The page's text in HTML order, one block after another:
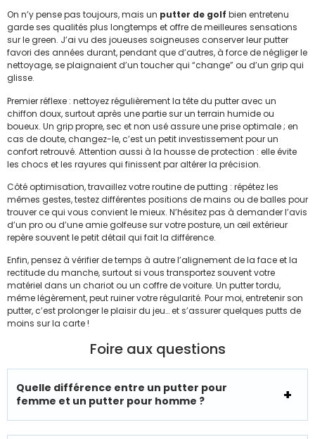
On n’y pense pas toujours, mais un putter de golf bien entretenu
garde ses qualités plus longtemps et offre de meilleures sensations
sur le green. J’ai vu des joueuses soigneuses conserver leur putter
favori des années durant, pendant que d’autres, à force de négliger le
nettoyage, se plaignaient d’un toucher qui “change” ou d’un grip qui
glisse.
Premier réflexe : nettoyez régulièrement la tête du putter avec un
chiffon doux, surtout après une partie sur un terrain humide ou
boueux. Un grip propre, sec et non usé assure une prise optimale ; en
cas de doute, changez-le, c’est un petit investissement pour un
confort retrouvé. Attention aussi à la housse de protection : elle évite
les chocs et les rayures qui finissent par altérer la précision.
Côté optimisation, travaillez votre routine de putting : répétez les
mêmes gestes, testez différentes positions de mains ou de balles pour
trouver ce qui vous convient le mieux. N’hésitez pas à demander l’avis
d’un pro ou d’une amie golfeuse sur votre posture, un œil extérieur
repère souvent le petit détail qui fait la différence.
Enfin, pensez à vérifier de temps à autre l’alignement de la face et la
rectitude du manche, surtout si vous transportez souvent votre
matériel dans un chariot ou un coffre de voiture. Un putter tordu,
même légèrement, peut ruiner votre régularité. Pour moi, entretenir son
putter, c’est prolonger le plaisir du jeu… et s’assurer quelques putts de
moins sur la carte !
Foire aux questions
Quelle différence entre un putter pour
femme et un putter pour homme ?